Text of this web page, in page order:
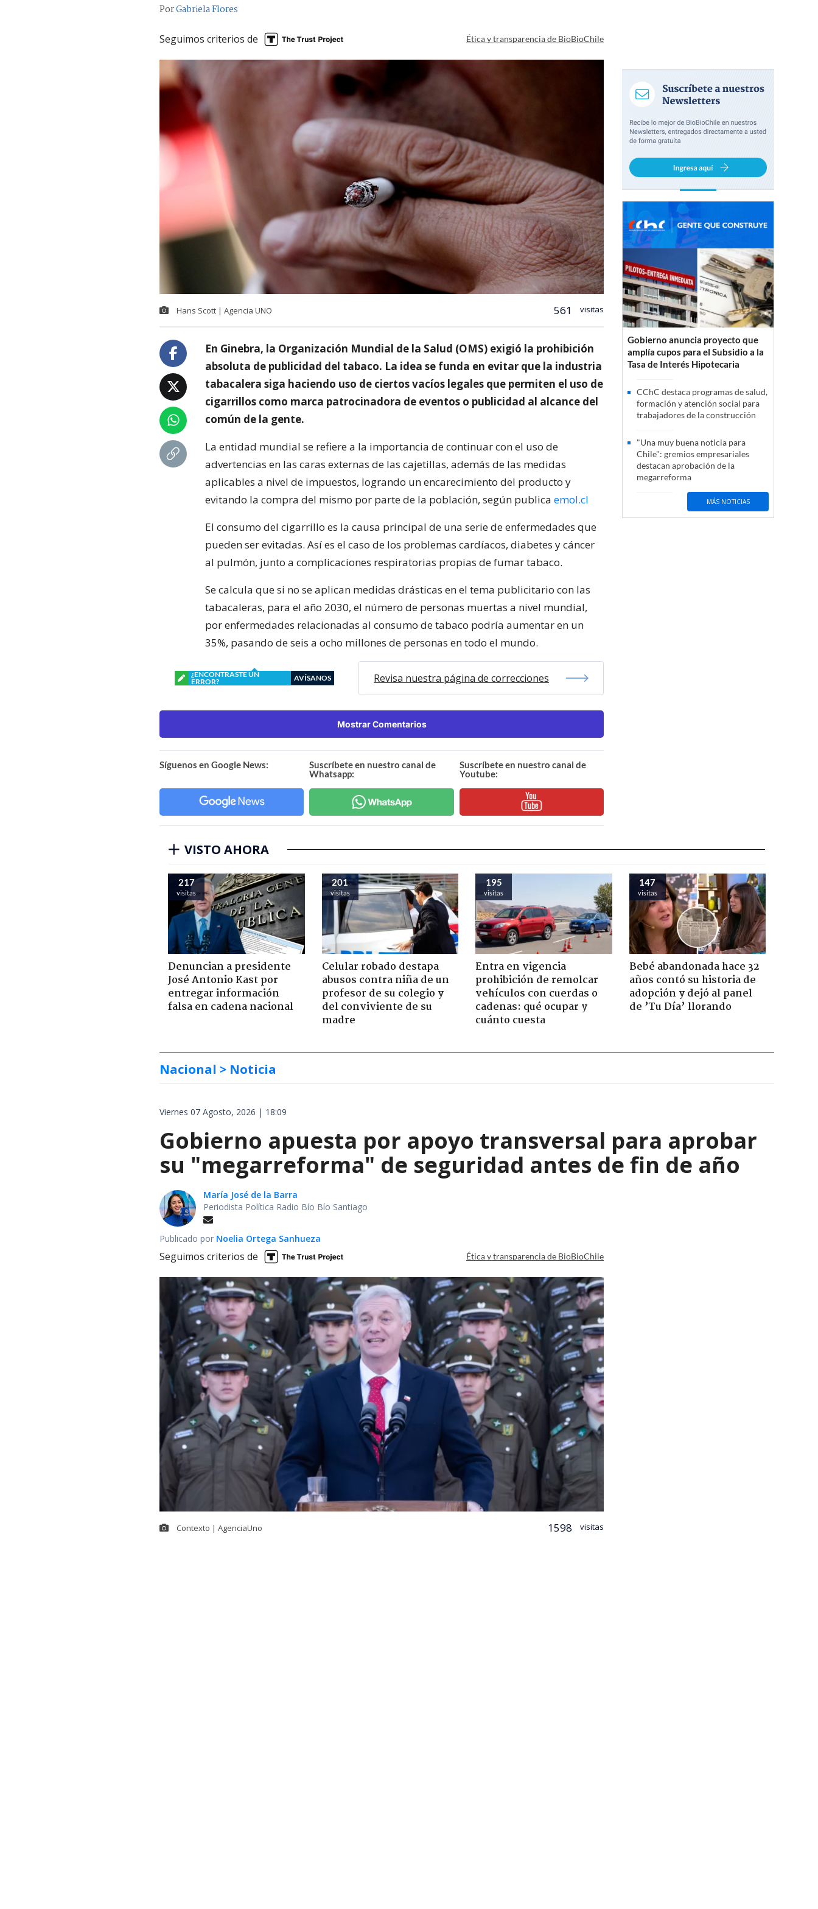
PorGabriela Flores
Seguimos criterios de Ética y transparencia de BioBioChile
Hans Scott | Agencia UNO 561 visitas
En Ginebra, la Organización Mundial de la Salud (OMS) exigió la prohibición
absoluta de publicidad del tabaco. La idea se funda en evitar que la industria
tabacalera siga haciendo uso de ciertos vacíos legales que permiten el uso de
cigarrillos como marca patrocinadora de eventos o publicidad al alcance del
común de la gente.
La entidad mundial se refiere a la importancia de continuar con el uso de
advertencias en las caras externas de las cajetillas, además de las medidas
aplicables a nivel de impuestos, logrando un encarecimiento del producto y
evitando la compra del mismo por parte de la población, según publica emol.cl
El consumo del cigarrillo es la causa principal de una serie de enfermedades que
pueden ser evitadas. Así es el caso de los problemas cardíacos, diabetes y cáncer
al pulmón, junto a complicaciones respiratorias propias de fumar tabaco.
Se calcula que si no se aplican medidas drásticas en el tema publicitario con las
tabacaleras, para el año 2030, el número de personas muertas a nivel mundial,
por enfermedades relacionadas al consumo de tabaco podría aumentar en un
35%, pasando de seis a ocho millones de personas en todo el mundo.
¿ENCONTRASTE UN
ERROR?
AVÍSANOS Revisa nuestra página de correcciones
Mostrar Comentarios
Síguenos en Google News:
Suscríbete en nuestro canal de
Whatsapp:
Suscríbete en nuestro canal de
Youtube:
Gobierno anuncia proyecto que
amplía cupos para el Subsidio a la
Tasa de Interés Hipotecaria
CChC destaca programas de salud,
formación y atención social para
trabajadores de la construcción
"Una muy buena noticia para
Chile": gremios empresariales
destacan aprobación de la
megarreforma
MÁS NOTICIAS
VISTO AHORA
217
visitas
Denuncian a presidente
José Antonio Kast por
entregar información
falsa en cadena nacional
201
visitas
Celular robado destapa
abusos contra niña de un
profesor de su colegio y
del conviviente de su
madre
195
visitas
Entra en vigencia
prohibición de remolcar
vehículos con cuerdas o
cadenas: qué ocupar y
cuánto cuesta
147
visitas
Bebé abandonada hace 32
años contó su historia de
adopción y dejó al panel
de ’Tu Día’ llorando
Nacional > Noticia
Viernes 07 Agosto, 2026 | 18:09
Gobierno apuesta por apoyo transversal para aprobar
su "megarreforma" de seguridad antes de fin de año
María José de la Barra
Periodista Política Radio Bío Bío Santiago
Publicado por Noelia Ortega Sanhueza
Seguimos criterios de Ética y transparencia de BioBioChile
Contexto | AgenciaUno 1598 visitas